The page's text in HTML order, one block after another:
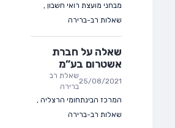
מבחני מועצת רואי חשבון ,
שאלות רב-ברירה
שאלה על חברת
אשטרום בע”מ
25/08/2021
שאלת רב
ברירה
המרכז הבינתחומי הרצליה ,
שאלות רב-ברירה